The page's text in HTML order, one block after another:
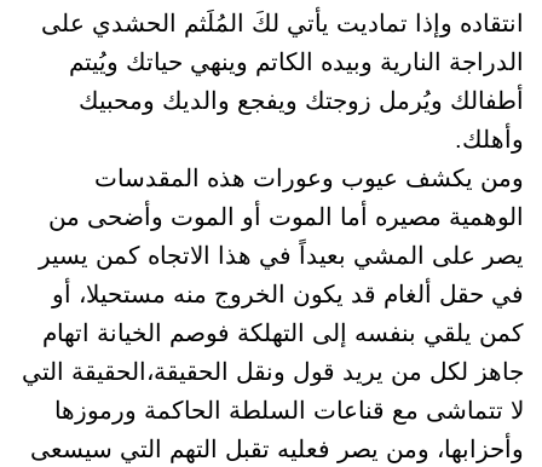
انتقاده وإذا تماديت يأتي لكَ المُلَثم الحشدي على
الدراجة النارية وبيده الكاتم وينهي حياتك ويُيتم
أطفالك ويُرمل زوجتك ويفجع والديك ومحبيك
وأهلك.
ومن يكشف عيوب وعورات هذه المقدسات
الوهمية مصيره أما الموت أو الموت وأضحى من
يصر على المشي بعيداً في هذا الاتجاه كمن يسير
في حقل ألغام قد يكون الخروج منه مستحيلا، أو
كمن يلقي بنفسه إلى التهلكة فوصم الخيانة اتهام
جاهز لكل من يريد قول ونقل الحقيقة،الحقيقة التي
لا تتماشى مع قناعات السلطة الحاكمة ورموزها
وأحزابها، ومن يصر فعليه تقبل التهم التي سيسعى